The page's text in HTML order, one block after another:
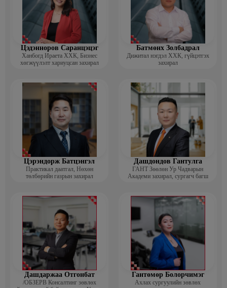
Цэдэнноров Саранцэцэг
Ханбогд Ираета ХХК, Бизнес
хөгжүүлэлт хариуцсан захирал
Батмөнх Золбадрал
Дижитал нэгдэл ХХК, гүйцэтгэх
захирал
Цэрэндорж Батцэнгэл
Практикал даатгал, Нөхөн
төлбөрийн газрын захирал
Дашдондов Гантулга
ГАНТ Зөөлөн Ур Чадварын
Академи захирал, сургагч багш
Дашдаржаа Отгонбат
/ОБЗЕРВ Консалтинг зөвлөх
Гантөмөр Болорчимэг
Ахлах сургуулийн зөвлөх